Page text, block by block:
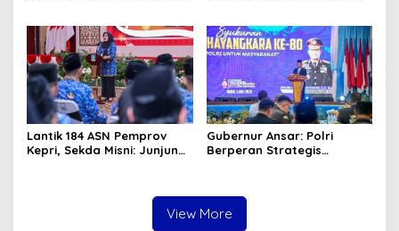
Lantik 184 ASN Pemprov
Kepri, Sekda Misni: Junjung
Gubernur Ansar: Polri
Berperan Strategis
View More